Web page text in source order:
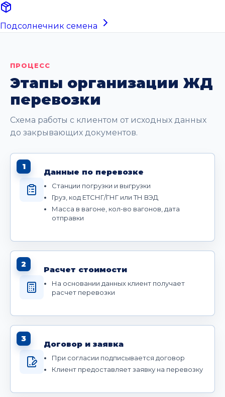
Подсолнечник семена
ПРОЦЕСС
Этапы организации ЖД
перевозки
Схема работы с клиентом от исходных данных
до закрывающих документов.
1
Данные по перевозке
Станции погрузки и выгрузки
Груз, код ЕТСНГ/ГНГ или ТН ВЭД
Масса в вагоне, кол-во вагонов, дата
отправки
2
Расчет стоимости
На основании данных клиент получает
расчет перевозки
3
Договор и заявка
При согласии подписывается договор
Клиент предоставляет заявку на перевозку